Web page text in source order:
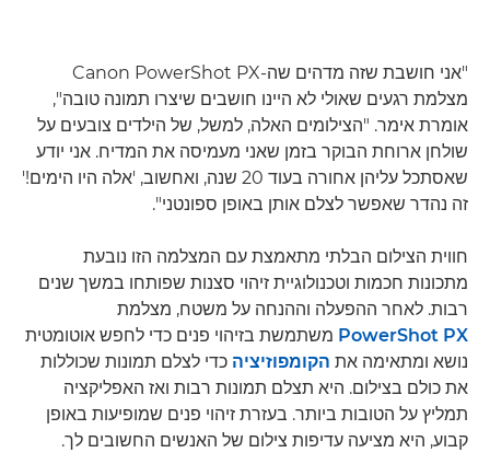
"אני חושבת שזה מדהים שה-Canon PowerShot PX
מצלמת רגעים שאולי לא היינו חושבים שיצרו תמונה טובה",
אומרת אימר. "הצילומים האלה, למשל, של הילדים צובעים על
שולחן ארוחת הבוקר בזמן שאני מעמיסה את המדיח. אני יודע
שאסתכל עליהן אחורה בעוד 20 שנה, ואחשוב, 'אלה היו הימים!'
זה נהדר שאפשר לצלם אותן באופן ספונטני".
חווית הצילום הבלתי מתאמצת עם המצלמה הזו נובעת
מתכונות חכמות וטכנולוגיית זיהוי סצנות שפותחו במשך שנים
רבות. לאחר ההפעלה וההנחה על משטח, מצלמת
PowerShot PX משתמשת בזיהוי פנים כדי לחפש אוטומטית
נושא ומתאימה את הקומפוזיציה כדי לצלם תמונות שכוללות
את כולם בצילום. היא תצלם תמונות רבות ואז האפליקציה
תמליץ על הטובות ביותר. בעזרת זיהוי פנים שמופיעות באופן
קבוע, היא מציעה עדיפות צילום של האנשים החשובים לך.